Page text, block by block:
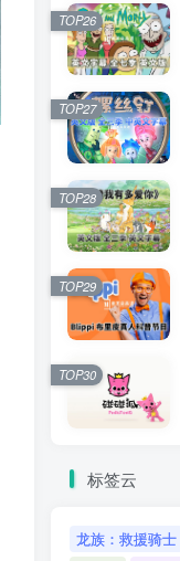
TOP26
TOP27
TOP28
TOP29
TOP30
标签云
龙族：救援骑士